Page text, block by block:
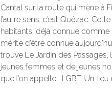
Cantal sur la route qui mène à
l’autre sens, c’est Quézac.
habitants, déjà connue
mérite d’être connue
trouve Le Jardin des
jeunes femmes et de jeunes
que l’on appelle… LGBT. Un